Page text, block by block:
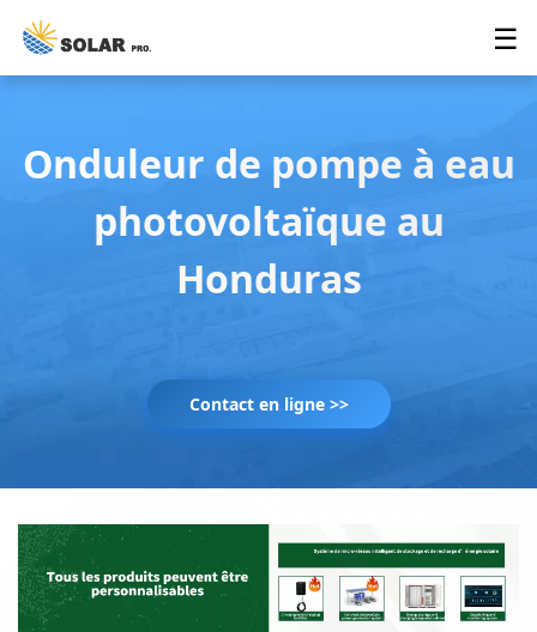
☰
Onduleur de pompe à eau
photovoltaïque au
Honduras
Contact en ligne >>